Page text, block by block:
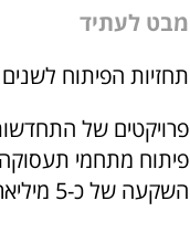
מבט לעתיד
תחזיות הפיתוח לשנים 2024-2030 מצביעות על המשך תנופת הבנייה, עם דגש על:
פרויקטים של התחדשות
פיתוח מתחמי
השקעה של כ-5 מיליארד ₪ בתשתיות תחבורה